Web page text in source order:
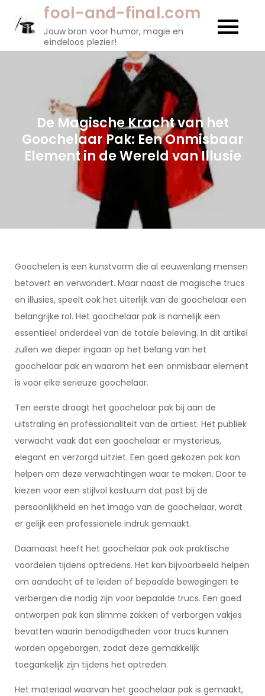
fool-and-final.com
Jouw bron voor humor, magie en
eindeloos plezier!
De Magische Kracht van het
Goochelaar Pak: Een Onmisbaar
Element in de Wereld van Illusie
Goochelen is een kunstvorm die al eeuwenlang mensen
betovert en verwondert. Maar naast de magische trucs
en illusies, speelt ook het uiterlijk van de goochelaar een
belangrijke rol. Het goochelaar pak is namelijk een
essentieel onderdeel van de totale beleving. In dit artikel
zullen we dieper ingaan op het belang van het
goochelaar pak en waarom het een onmisbaar element
is voor elke serieuze goochelaar.
Ten eerste draagt het goochelaar pak bij aan de
uitstraling en professionaliteit van de artiest. Het publiek
verwacht vaak dat een goochelaar er mysterieus,
elegant en verzorgd uitziet. Een goed gekozen pak kan
helpen om deze verwachtingen waar te maken. Door te
kiezen voor een stijlvol kostuum dat past bij de
persoonlijkheid en het imago van de goochelaar, wordt
er gelijk een professionele indruk gemaakt.
Daarnaast heeft het goochelaar pak ook praktische
voordelen tijdens optredens. Het kan bijvoorbeeld helpen
om aandacht af te leiden of bepaalde bewegingen te
verbergen die nodig zijn voor bepaalde trucs. Een goed
ontworpen pak kan slimme zakken of verborgen vakjes
bevatten waarin benodigdheden voor trucs kunnen
worden opgeborgen, zodat deze gemakkelijk
toegankelijk zijn tijdens het optreden.
Het materiaal waarvan het goochelaar pak is gemaakt,